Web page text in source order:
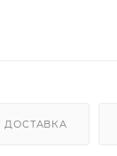
ДОСТАВКА